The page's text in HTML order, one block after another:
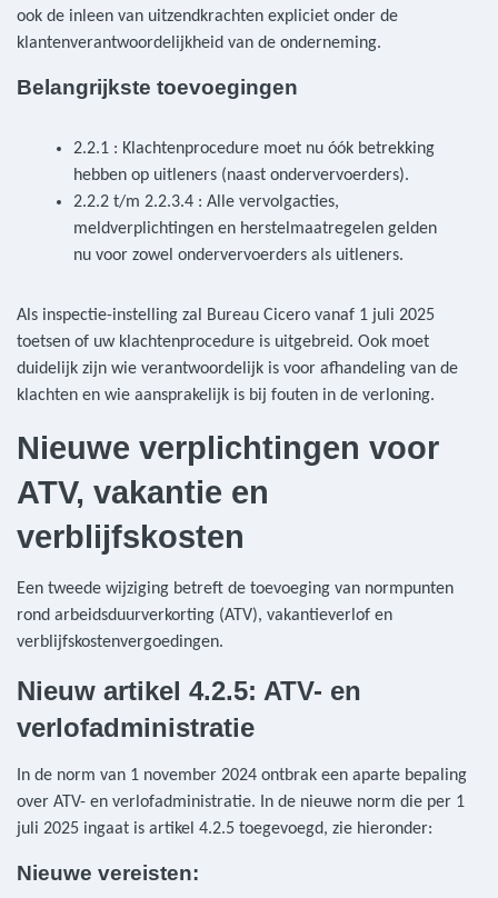
ook de inleen van uitzendkrachten expliciet onder de
klantenverantwoordelijkheid van de onderneming.
Belangrijkste toevoegingen
2.2.1 : Klachtenprocedure moet nu óók betrekking
hebben op uitleners (naast ondervervoerders).
2.2.2 t/m 2.2.3.4 : Alle vervolgacties,
meldverplichtingen en herstelmaatregelen gelden
nu voor zowel ondervervoerders als uitleners.
Als inspectie-instelling zal Bureau Cicero vanaf 1 juli 2025
toetsen of uw klachtenprocedure is uitgebreid. Ook moet
duidelijk zijn wie verantwoordelijk is voor afhandeling van de
klachten en wie aansprakelijk is bij fouten in de verloning.
Nieuwe verplichtingen voor
ATV, vakantie en
verblijfskosten
Een tweede wijziging betreft de toevoeging van normpunten
rond arbeidsduurverkorting (ATV), vakantieverlof en
verblijfskostenvergoedingen.
Nieuw artikel 4.2.5: ATV- en
verlofadministratie
In de norm van 1 november 2024 ontbrak een aparte bepaling
over ATV- en verlofadministratie. In de nieuwe norm die per 1
juli 2025 ingaat is artikel 4.2.5 toegevoegd, zie hieronder:
Nieuwe vereisten: